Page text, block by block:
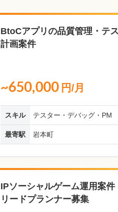
BtoCアプリの品質管理・テ
計画案件
~650,000 円/月
スキル テスター・デバッグ・PM
最寄駅 岩本町
IPソーシャルゲーム運用案件
リードプランナー募集